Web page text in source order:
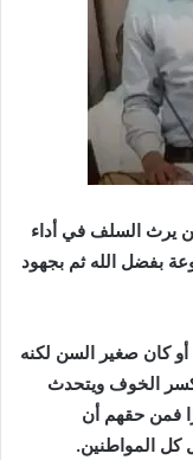
يرث السلف في أداء
بفضل الله ثم بجهود
أو كان صغير السن لكنه
الخوف ويتحدث
فمن حقهم أن
كل المواطنين.